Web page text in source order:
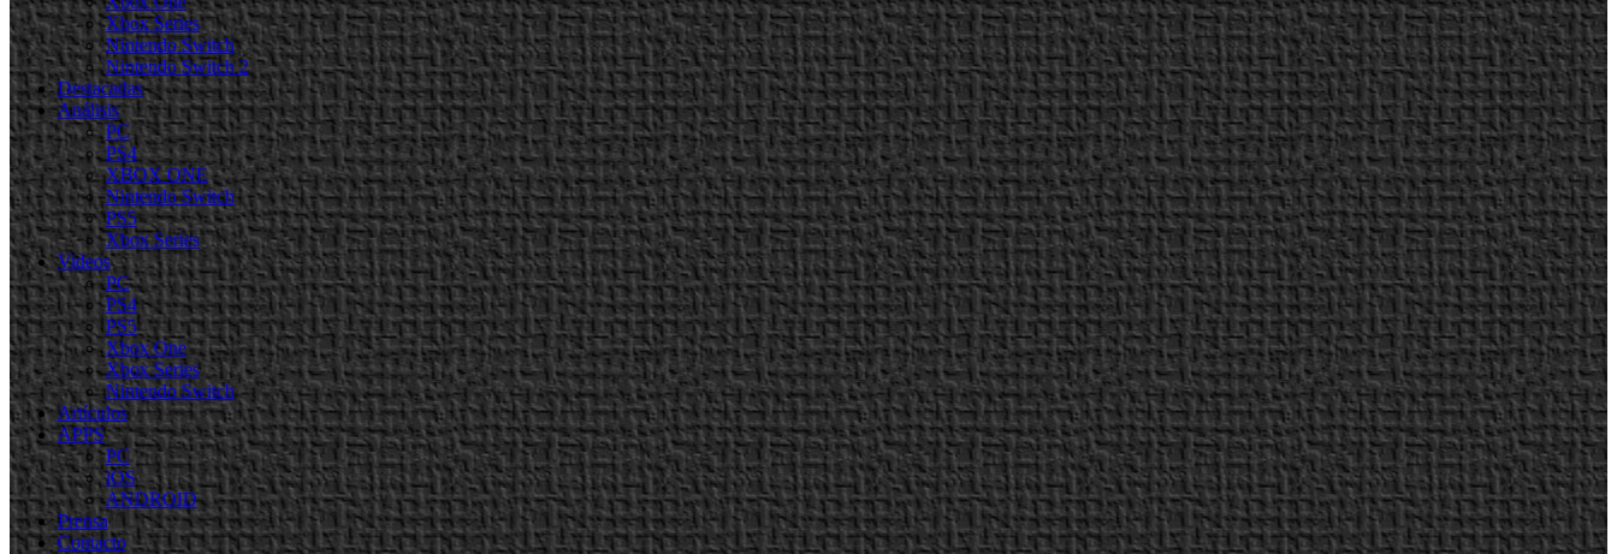
Xbox Series
Nintendo Switch
Nintendo Switch 2
Destacadas
Análisis
PC
PS4
XBOX ONE
Nintendo Switch
PS5
Xbox Series
Videos
PC
PS4
PS5
Xbox One
Xbox Series
Nintendo Switch
Artículos
APPS
PC
iOS
ANDROID
Prensa
Contacto